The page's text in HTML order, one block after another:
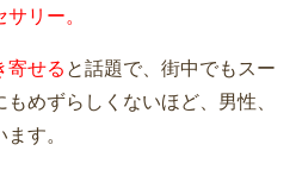
リー。
寄せる と話題で、街中でもスー
めずらしくないほど、男性、
す。